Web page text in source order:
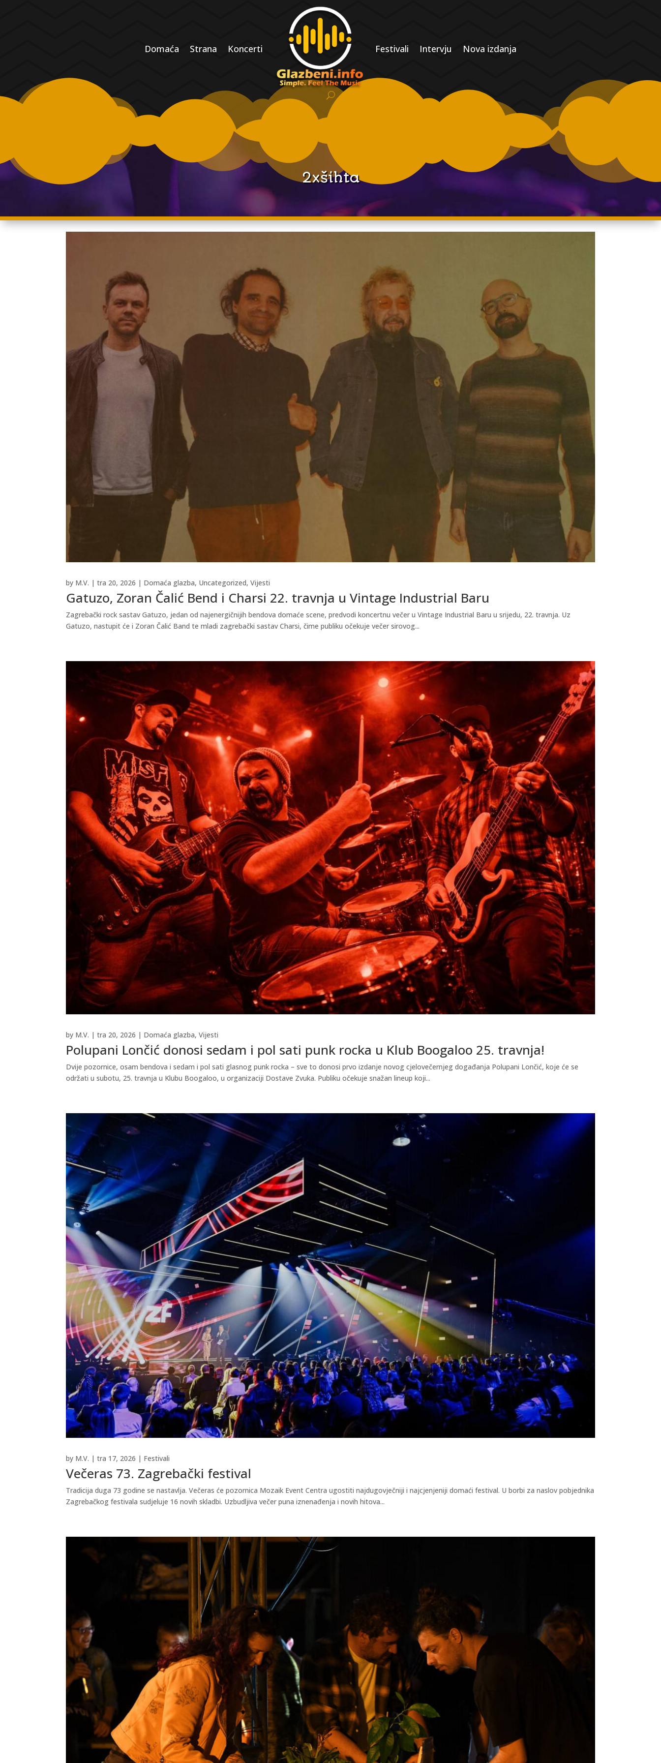
Domaća Strana Koncerti Festivali Intervju Nova izdanja
2xšihta
Gatuzo, Zoran Čalić Bend i Charsi 22. travnja u Vintage Industrial Baru
by M.V. |tra 20, 2026 | Domaća glazba, Uncategorized,Vijesti
Zagrebački rock sastav Gatuzo, jedan od najenergičnijih bendova domaće scene, predvodi koncertnu večer u Vintage Industrial Baru u srijedu, 22. travnja. Uz
Gatuzo, nastupit će i Zoran Čalić Band te mladi zagrebački sastav Charsi, čime publiku očekuje večer sirovog...
Polupani Lončić donosi sedam i pol sati punk rocka u Klub Boogaloo 25. travnja!
by M.V. |tra 20, 2026 | Domaća glazba,Vijesti
Dvije pozornice, osam bendova i sedam i pol sati glasnog punk rocka – sve to donosi prvo izdanje novog cjelovečernjeg događanja Polupani Lončić, koje će se
održati u subotu, 25. travnja u Klubu Boogaloo, u organizaciji Dostave Zvuka. Publiku očekuje snažan lineup koji...
Večeras 73. Zagrebački festival
by M.V. |tra 17, 2026 | Festivali
Tradicija duga 73 godine se nastavlja. Večeras će pozornica Mozaik Event Centra ugostiti najdugovječniji i najcjenjeniji domaći festival. U borbi za naslov pobjednika
Zagrebačkog festivala sudjeluje 16 novih skladbi. Uzbudljiva večer puna iznenađenja i novih hitova...